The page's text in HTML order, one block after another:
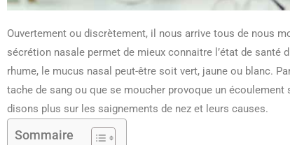
Ouvertement ou discrètement, il nous arrive tous de nous
sécrétion nasale permet de mieux connaitre l’état de santé
rhume, le mucus nasal peut-être soit vert, jaune ou blanc.
tache de sang ou que se moucher provoque un écoulement
disons plus sur les saignements de nez et leurs causes.
Sommaire